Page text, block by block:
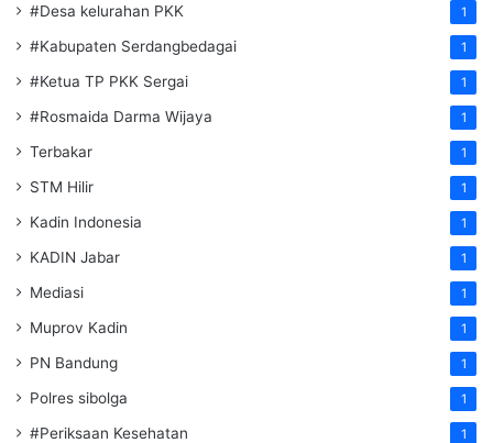
#Desa kelurahan PKK 1
#Kabupaten Serdangbedagai 1
#Ketua TP PKK Sergai 1
#Rosmaida Darma Wijaya 1
Terbakar 1
STM Hilir 1
Kadin Indonesia 1
KADIN Jabar 1
Mediasi 1
Muprov Kadin 1
PN Bandung 1
Polres sibolga 1
#Periksaan Kesehatan 1